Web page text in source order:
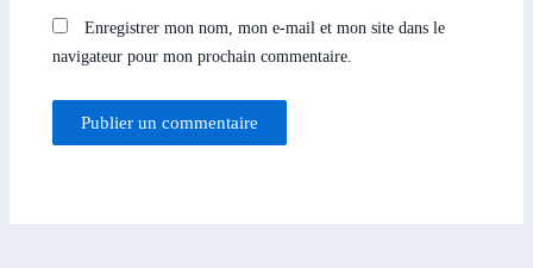
Enregistrer mon nom, mon e-mail et mon site dans le
navigateur pour mon prochain commentaire.